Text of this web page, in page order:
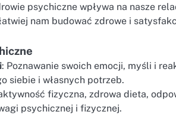
psychiczne wpływa na nasze
nam budować zdrowe i
: Poznawanie swoich emocji, myśli i
siebie i własnych potrzeb.
fizyczna, zdrowa dieta,
psychicznej i fizycznej.